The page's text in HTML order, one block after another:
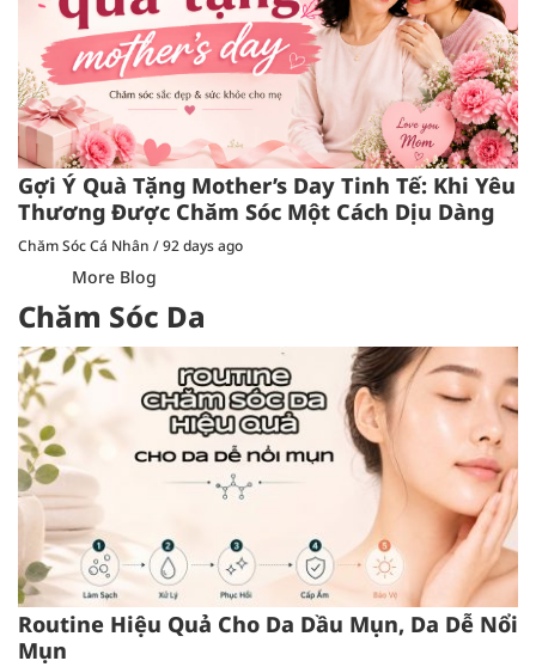
Gợi Ý Quà Tặng Mother’s Day Tinh Tế: Khi Yêu
Thương Được Chăm Sóc Một Cách Dịu Dàng
Chăm Sóc Cá Nhân /92 days ago
More Blog
Chăm Sóc Da
Routine Hiệu Quả Cho Da Dầu Mụn, Da Dễ Nổi
Mụn